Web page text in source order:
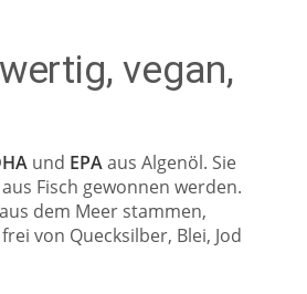
vegan,
und EPAaus Algenöl. Sie
Fisch gewonnen werden.
dem Meer stammen,
von Quecksilber, Blei, Jod